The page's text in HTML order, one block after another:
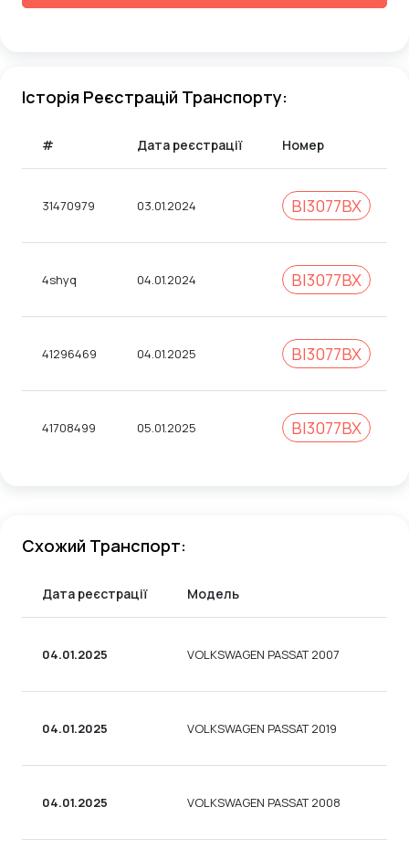
Історія Реєстрацій Транспорту:
# Дата реєстрації Номер
31470979 03.01.2024 BI3077BX
4shyq 04.01.2024 BI3077BX
41296469 04.01.2025 ВІ3077ВХ
41708499 05.01.2025 ВІ3077ВХ
Схожий Транспорт:
Дата реєстрації Модель
04.01.2025 VOLKSWAGEN PASSAT 2007
04.01.2025 VOLKSWAGEN PASSAT 2019
04.01.2025 VOLKSWAGEN PASSAT 2008